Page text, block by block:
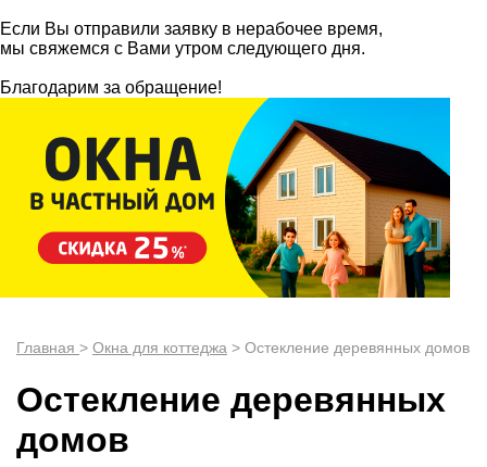
Если Вы отправили заявку в нерабочее время,
мы свяжемся с Вами утром следующего дня.
Благодарим за обращение!
Главная > Окна для коттеджа > Остекление деревянных домов
Остекление деревянных
домов